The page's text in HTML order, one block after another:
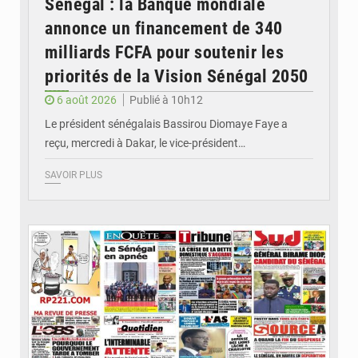
Sénégal : la Banque mondiale
annonce un financement de 340
milliards FCFA pour soutenir les
priorités de la Vision Sénégal 2050
6 août 2026
Publié à 10h12
Le président sénégalais Bassirou Diomaye Faye a
reçu, mercredi à Dakar, le vice-président…
SAVOIR PLUS